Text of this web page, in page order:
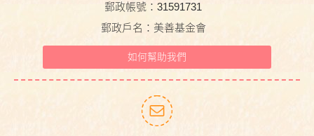
郵政帳號：31591731
郵政戶名：美善基金會
如何幫助我們